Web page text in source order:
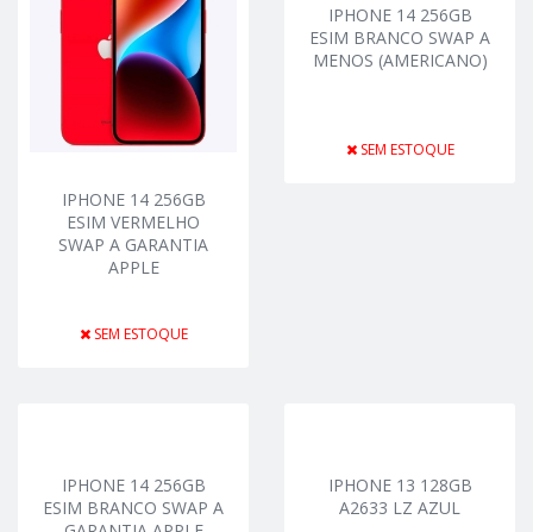
IPHONE 14 256GB
ESIM VERMELHO
SWAP A GARANTIA
APPLE
SEM ESTOQUE
IPHONE 14 256GB
ESIM BRANCO SWAP A
MENOS (AMERICANO)
SEM ESTOQUE
IPHONE 14 256GB
ESIM BRANCO SWAP A
IPHONE 13 128GB
A2633 LZ AZUL